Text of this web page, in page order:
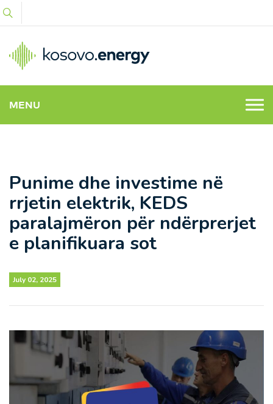
MENU
Punime dhe investime në
rrjetin elektrik, KEDS
paralajmëron për ndërprerjet
e planifikuara sot
July 02, 2025